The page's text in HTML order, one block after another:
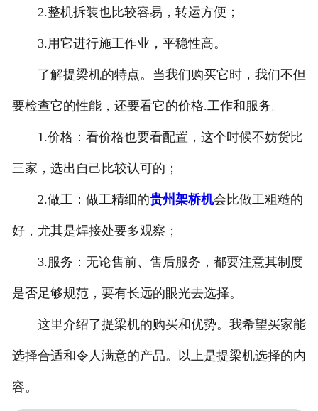
2.整机拆装也比较容易，转运方便；
3.用它进行施工作业，平稳性高。
了解提梁机的特点。当我们购买它时，我们不但
要检查它的性能，还要看它的价格.工作和服务。
1.价格：看价格也要看配置，这个时候不妨货比
三家，选出自己比较认可的；
2.做工：做工精细的贵州架桥机会比做工粗糙的
好，尤其是焊接处要多观察；
3.服务：无论售前、售后服务，都要注意其制度
是否足够规范，要有长远的眼光去选择。
这里介绍了提梁机的购买和优势。我希望买家能
选择合适和令人满意的产品。以上是提梁机选择的内
容。